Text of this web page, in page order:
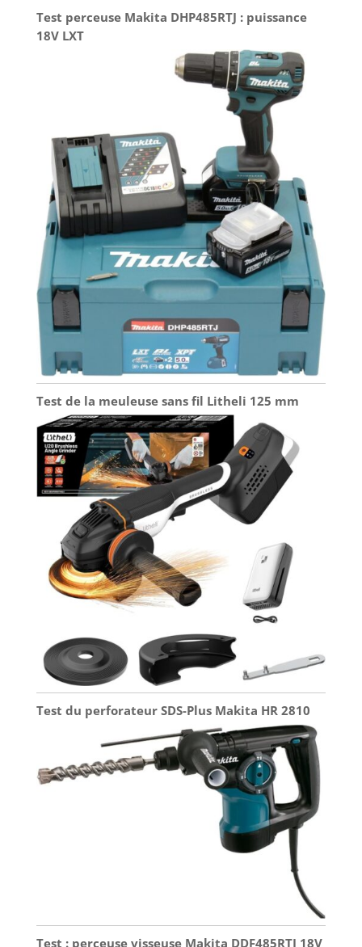
Test perceuse Makita DHP485RTJ : puissance
18V LXT
Test de la meuleuse sans fil Litheli 125 mm
Test du perforateur SDS-Plus Makita HR 2810
Test : perceuse visseuse Makita DDF485RTJ 18V